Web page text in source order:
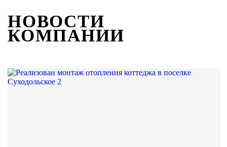
НОВОСТИ
КОМПАНИИ